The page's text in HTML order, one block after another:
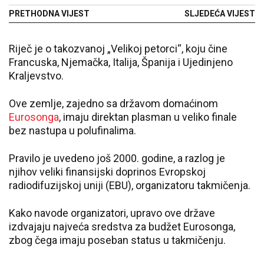
PRETHODNA VIJEST SLJEDEĆA VIJEST
Riječ je o takozvanoj „Velikoj petorci“, koju čine
Francuska, Njemačka, Italija, Španija i Ujedinjeno
Kraljevstvo.
Ove zemlje, zajedno sa državom domaćinom
Eurosonga, imaju direktan plasman u veliko finale
bez nastupa u polufinalima.
Pravilo je uvedeno još 2000. godine, a razlog je
njihov veliki finansijski doprinos Evropskoj
radiodifuzijskoj uniji (EBU), organizatoru takmičenja.
Kako navode organizatori, upravo ove države
izdvajaju najveća sredstva za budžet Eurosonga,
zbog čega imaju poseban status u takmičenju.